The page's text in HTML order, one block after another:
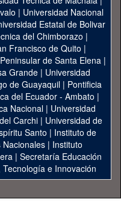
| Universidad Nacional
Estatal de Bolivar
del Chimborazo |
Francisco de Quito |
de Santa Elena|
Grande | Universidad
de Guayaquil| Pontificia
del Ecuador - Ambato |
Nacional| Universidad
Carchi| Universidad de
Santo | Instituto de
Nacionales | Instituto
| Secretaría Educación
e Innovación